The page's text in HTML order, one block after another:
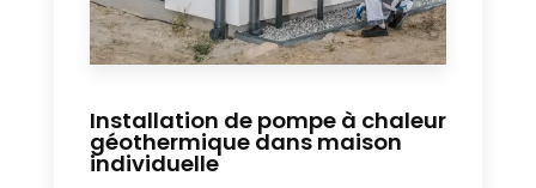
Installation de pompe à chaleur
géothermique dans maison
individuelle